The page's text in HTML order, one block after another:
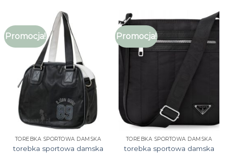
Promocja!
TOREBKA SPORTOWA DAMSKA
torebka sportowa damska
Promocja!
TOREBKA SPORTOWA DAMSKA
torebka sportowa damska